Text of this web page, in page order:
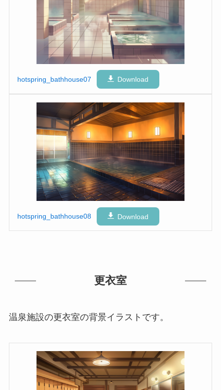
hotspring_bathhouse07 Download
hotspring_bathhouse08 Download
更衣室
温泉施設の更衣室の背景イラストです。